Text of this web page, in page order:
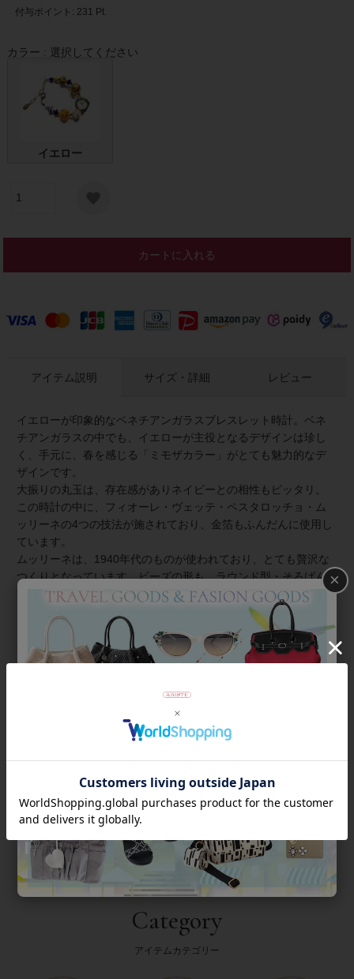
付与ポイント: 231 Pt.
カラー 選択してください
イエロー
カートに入れる
アイテム説明
イエローが印象的なベネチアンガラスブレスレット時計。ベネ
チアンガラスの中でも、イエローが主役となるデザインは珍し
く、手元に、春を感じる「ミモザカラー」がとても魅力的なデ
ザインです。
大振りの丸玉は、存在感がありネイビーとの相性もピッタリ。
この時計の中に、フィオーレ・ヴェッテ・ペスタロッチョ・ム
ッリーネの4つの技法が施されており、金箔もふんだんに使用し
ています。
ムッリーネは、1940年代のものが使われており、とても贅沢な
つくりとなっています。ビーズの形も、ラウンド型・そろばん
型の変形・樽型とバラエティに富んでいて、なかなか手に入れ
る事の出来ない特別なベネチア時計となっています。
小さめフェイスで手元を華奢見えしてくれます。
サイズ・詳細 レビュー
返品について
Category
アイテムカテゴリー
×